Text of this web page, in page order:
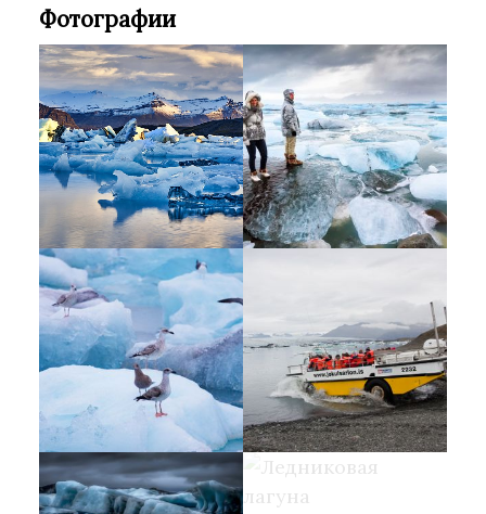
Фотографии